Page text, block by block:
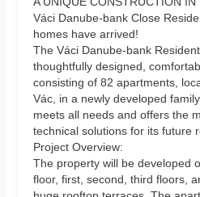
Váci Danube-bank Close
homes have arrived!
The Váci Danube-bank
thoughtfully designed,
consisting of 82 apartments,
Vác, in a newly developed
meets all needs and offers the
technical solutions for its future
Project Overview:
The property will be developed
floor, first, second, third floors,